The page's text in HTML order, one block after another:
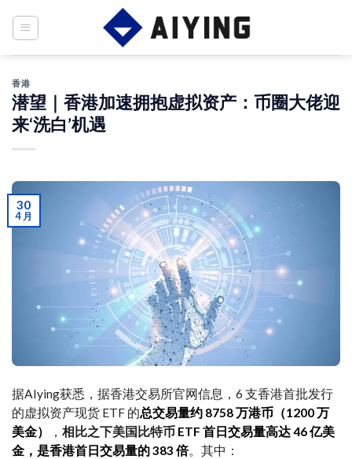
香港
潜望｜香港加速拥抱虚拟资产：币圈大佬迎
来‘洗白’机遇
30
4 月
据AIying获悉，据香港交易所官网信息，6 支香港首批发行
的虚拟资产现货 ETF 的总交易量约 8758 万港币（1200 万
美金）
， 相比之下美国比特币 ETF 首日交易量高达 46 亿美
金，是香港首日交易量的 383 倍。其中：